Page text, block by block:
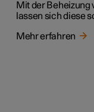
Mit der
lassen sich diese
Mehr erfahren